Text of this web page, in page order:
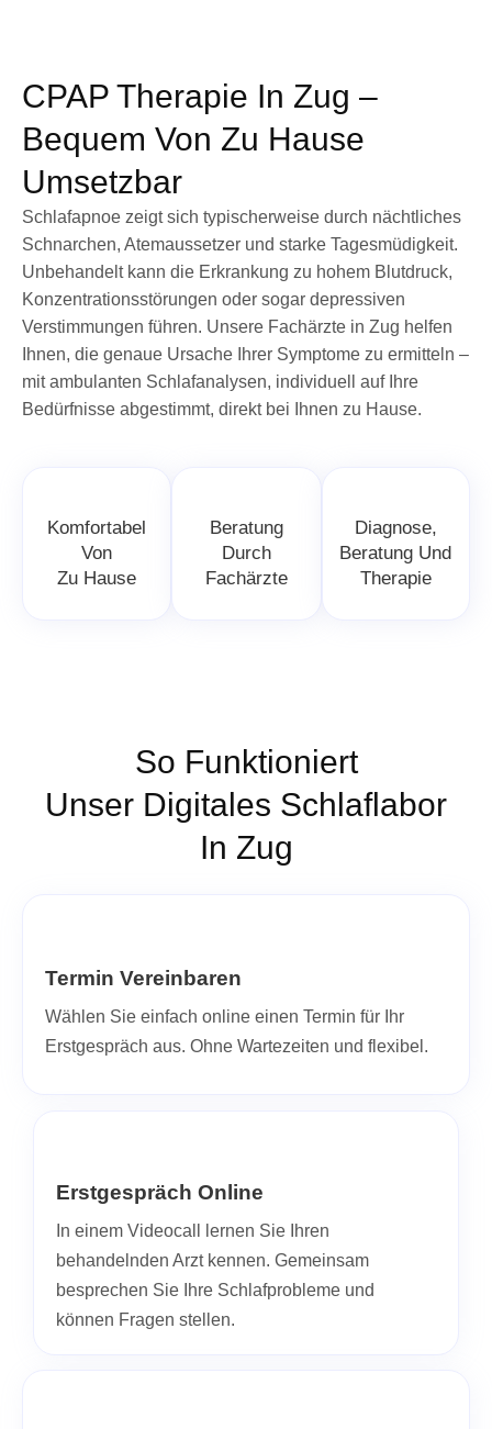
Komfortabel
Von
Zu Hause
Beratung
Durch
Fachärzte
Diagnose,
Beratung Und
Therapie
CPAP Therapie In Zug –
Bequem Von Zu Hause
Umsetzbar
Schlafapnoe zeigt sich typischerweise durch nächtliches
Schnarchen, Atemaussetzer und starke Tagesmüdigkeit.
Unbehandelt kann die Erkrankung zu hohem Blutdruck,
Konzentrationsstörungen oder sogar depressiven
Verstimmungen führen. Unsere Fachärzte in Zug helfen
Ihnen, die genaue Ursache Ihrer Symptome zu ermitteln –
mit ambulanten Schlafanalysen, individuell auf Ihre
Bedürfnisse abgestimmt, direkt bei Ihnen zu Hause.
So Funktioniert
Unser Digitales Schlaflabor
In Zug
Termin Vereinbaren
Wählen Sie einfach online einen Termin für Ihr
Erstgespräch aus. Ohne Wartezeiten und flexibel.
Erstgespräch Online
In einem Videocall lernen Sie Ihren
behandelnden Arzt kennen. Gemeinsam
besprechen Sie Ihre Schlafprobleme und
können Fragen stellen.